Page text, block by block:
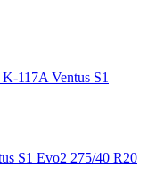
S1 Evo2 275/40 R20